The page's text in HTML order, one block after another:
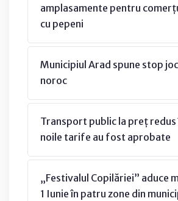
amplasamente pentru
cu pepeni
Municipiul Arad spune stop
noroc
Transport public la preț redus
noile tarife au fost aprobate
„Festivalul Copilăriei” aduce
1 Iunie în patru zone din